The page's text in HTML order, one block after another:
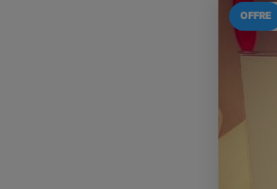
OFFRE